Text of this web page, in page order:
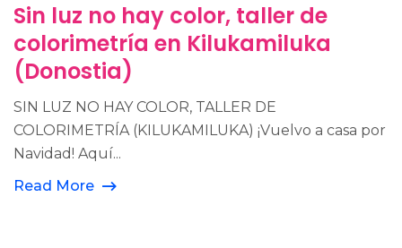
Sin luz no hay color, taller de
colorimetría en Kilukamiluka
(Donostia)
SIN LUZ NO HAY COLOR, TALLER DE
COLORIMETRÍA (KILUKAMILUKA) ¡Vuelvo a casa por
Navidad! Aquí...
Read More